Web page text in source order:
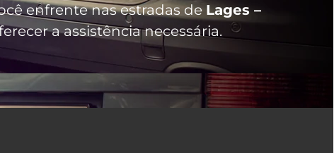
enfrente nas estradas de Lages –
a assistência necessária.